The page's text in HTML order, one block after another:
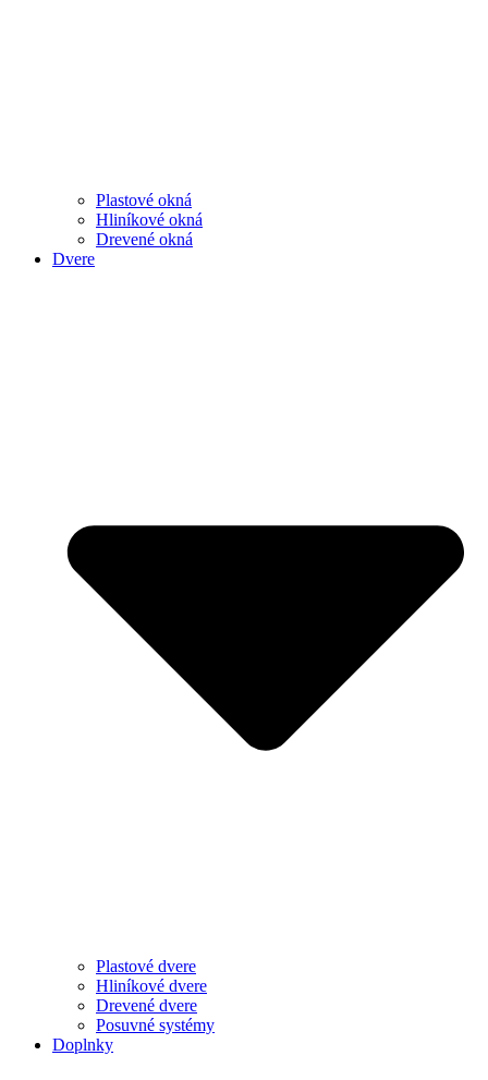
Plastové okná
Hliníkové okná
Drevené okná
Dvere
Plastové dvere
Hliníkové dvere
Drevené dvere
Posuvné systémy
Doplnky